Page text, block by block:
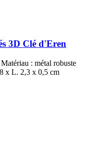
3D Clé d'Eren
: métal robuste
x L. 2,3 x 0,5 cm